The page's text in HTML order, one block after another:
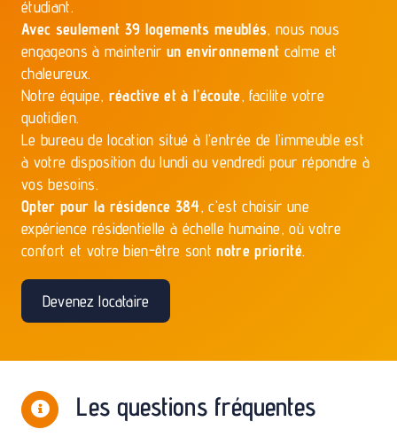
quotidien.
Le bureau de location situé à l’entrée de l’immeuble est
à votre disposition du lundi au vendredi pour répondre à
vos besoins.
Opter pour la résidence 384 , c’est choisir une
expérience résidentielle à échelle humaine, où votre
confort et votre bien-être sontnotre priorité.
Devenez locataire
Les questions fréquentes
Où puis-je garer ma voiture ?
La résidence prête-t-elle du matériel ?